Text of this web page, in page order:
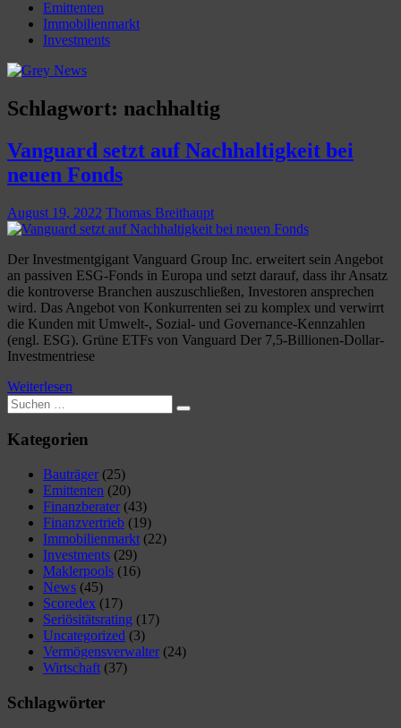
Emittenten
Immobilienmarkt
Investments
Schlagwort: nachhaltig
Vanguard setzt auf Nachhaltigkeit bei
neuen Fonds
August 19, 2022 Thomas Breithaupt
Der Investmentgigant Vanguard Group Inc. erweitert sein Angebot
an passiven ESG-Fonds in Europa und setzt darauf, dass ihr Ansatz
die kontroverse Branchen auszuschließen, Investoren ansprechen
wird. Das Angebot von Konkurrenten sei zu komplex und verwirrt
die Kunden mit Umwelt-, Sozial- und Governance-Kennzahlen
(engl. ESG). Grüne ETFs von Vanguard Der 7,5-Billionen-Dollar-
Investmentriese
Weiterlesen
Suchen
nach:
Suchen
Kategorien
Bauträger(25)
Emittenten (20)
Finanzberater(43)
Finanzvertrieb (19)
Immobilienmarkt (22)
Investments (29)
Maklerpools (16)
News (45)
Scoredex (17)
Seriösitätsrating (17)
Uncategorized (3)
Vermögensverwalter(24)
Wirtschaft (37)
Schlagwörter